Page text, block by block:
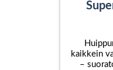
kaikkein
–